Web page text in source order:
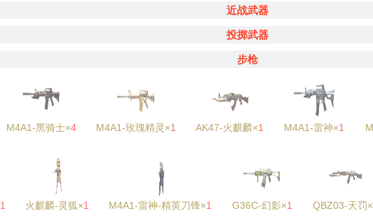
近战武器
投掷武器
步枪
M4A1-黑骑士×4 M4A1-玫瑰精灵×1 AK47-火麒麟×1 M4A1-雷神×1
1 火麒麟-灵狐×1 M4A1-雷神-精英刀锋×1 G36C-幻影×1 QBZ03-天罚×